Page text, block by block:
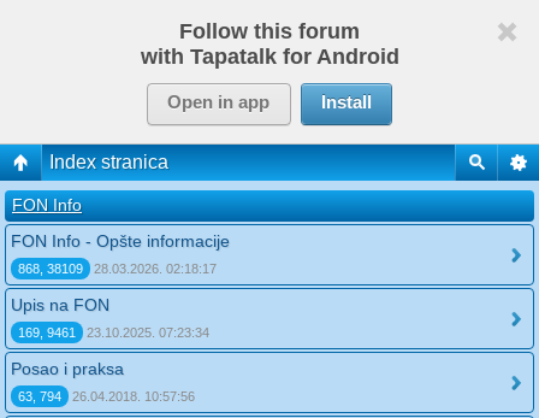
Follow this forum
with Tapatalk for Android
Open in app Install
Index stranica
FON Info
FON Info - Opšte informacije
868, 38109 28.03.2026. 02:18:17
Upis na FON
169, 9461 23.10.2025. 07:23:34
Posao i praksa
63, 794 26.04.2018. 10:57:56